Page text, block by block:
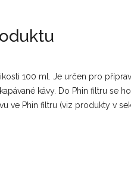
100 ml. Je určen pro
kávy. Do Phin filtru se
ve Phin filtru (viz produkty v